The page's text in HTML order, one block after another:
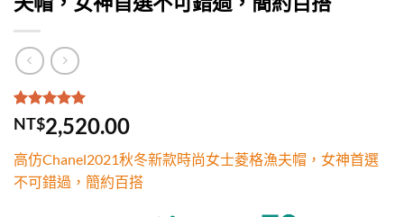
評分5.00/
5，已有
1
位
分
NT$2,520.00
高仿Chanel2021秋冬新款時尚女士菱格漁夫帽，女神首選
不可錯過，簡約百搭